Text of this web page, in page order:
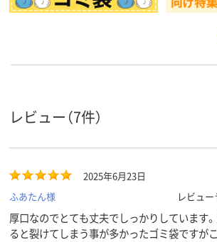
レビュー（7件）
2025年6月23日
ふあたん様
レビュ
厚口なのでとても丈夫でしっかりしています
ると裂けてしまう事が多かったゴミ袋ですが